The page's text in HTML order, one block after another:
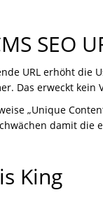
SEO
URL erhöht
Das erweckt kein
„Unique
damit die
King